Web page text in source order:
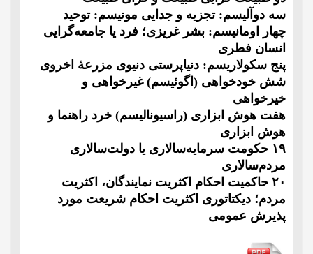
سه دوآلیسم: تجزیه و جدایی مونیسم: توحید
چهار اومانیسم: بشر غریزی؛ فرد یا جامعه‌گرایی
انسان فطری
پنج سکولاریسم: دنیاپرستی دنیوی مزرعۀ اخروی
شش خودخواهی (اگوئیسم) غیرخواهی و
خیرخواهی
هفت هوش ابزاری (راسیونالیسم) خرد راهنما و
هوش ابزاری
۱۹ حکومت سرمایه‌سالاری یا دولت‌سالاری
مردم‌سالاری
۲۰ حاکمیت احکام اکثریت نمایندگان، اکثریت
مردم؛ دیکتاتوری اکثریت احکام شریعت مورد
پذیرش عمومی